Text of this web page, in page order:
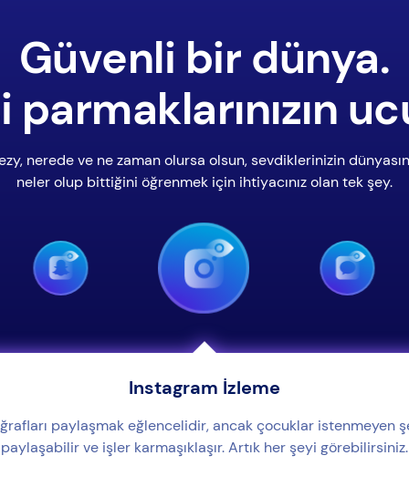
Güvenli bir dünya.
parmaklarınızın
nerede ve ne zaman olursa olsun, sevdiklerinizin
neler olup bittiğini öğrenmek için ihtiyacınız olan tek şey.
Instagram İzleme
paylaşmak eğlencelidir, ancak çocuklar istenmeyen
paylaşabilir ve işler karmaşıklaşır. Artık her şeyi görebilirsiniz.